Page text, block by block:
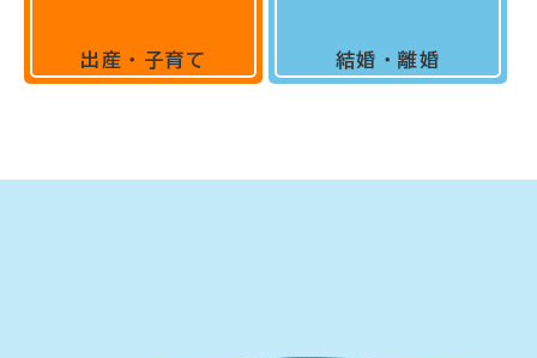
出産・子育て 結婚・離婚